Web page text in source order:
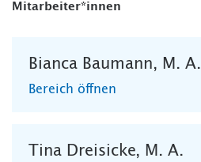
Mitarbeiter*innen
Bianca Baumann, M. A.
Bereich öffnen
Tina Dreisicke, M. A.